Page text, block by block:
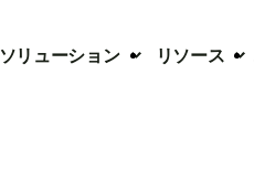
ソリューション リソース